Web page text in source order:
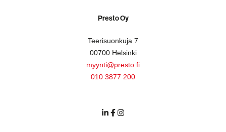
Presto Oy
Teerisuonkuja 7
00700 Helsinki
myynti@presto.fi
010 3877 200